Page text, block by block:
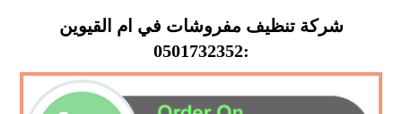
شركة تنظيف مفروشات في ام القيوين
:0501732352